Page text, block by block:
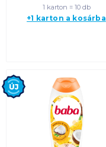
1 karton = 10 db
+1 karton a kosárba
Új